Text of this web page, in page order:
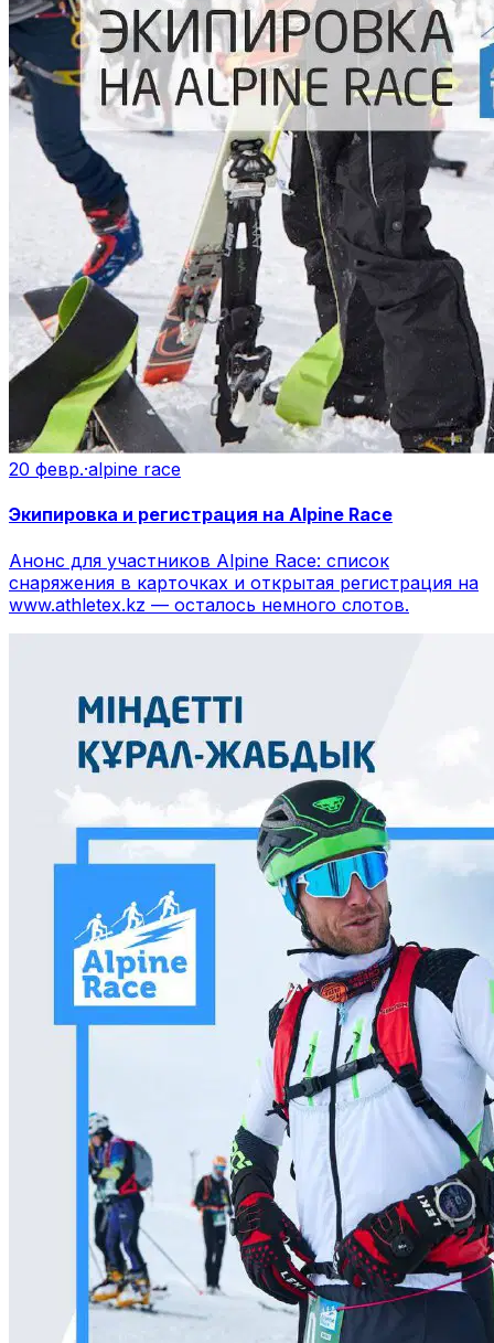
20 февр.·alpine race
Экипировка и регистрация на Alpine Race
Анонс для участников Alpine Race: список
снаряжения в карточках и открытая регистрация на
www.athletex.kz — осталось немного слотов.